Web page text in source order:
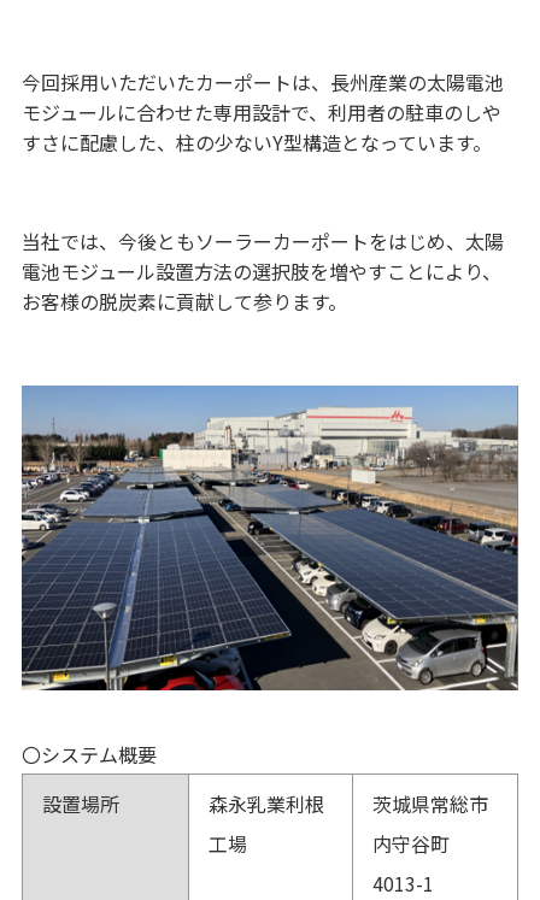
今回採用いただいたカーポートは、長州産業の太陽電池
モジュールに合わせた専用設計で、利用者の駐車のしや
すさに配慮した、柱の少ないY型構造となっています。
当社では、今後ともソーラーカーポートをはじめ、太陽
電池モジュール設置方法の選択肢を増やすことにより、
お客様の脱炭素に貢献して参ります。
〇システム概要
設置場所
森永乳業利根
工場
茨城県常総市
内守谷町
4013-1